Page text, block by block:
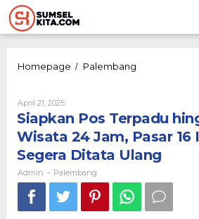
Lewati
ke
konten
Homepage / Palembang
Polisi
24
Jam,
April 21, 2025Oleh
Admin
Siapkan Pos Terpadu
Wisata 24 Jam, Pasar 16
Segera Ditata Ulang
Admin - Palembang